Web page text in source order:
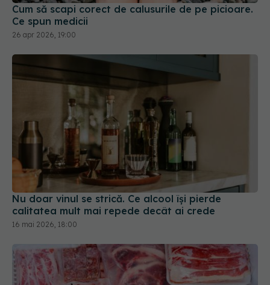
Cum să scapi corect de calusurile de pe picioare.
Ce spun medicii
26 apr 2026, 19:00
Nu doar vinul se strică. Ce alcool își pierde
calitatea mult mai repede decât ai crede
16 mai 2026, 18:00